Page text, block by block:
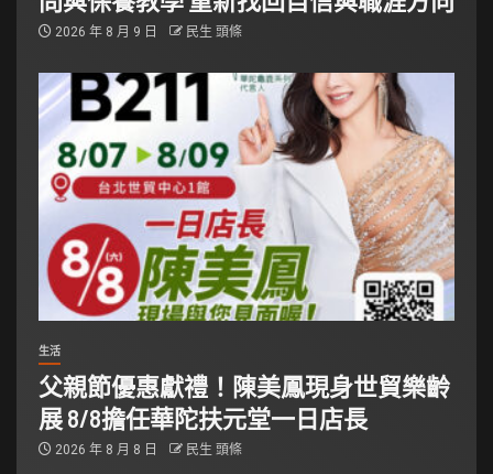
2026 年 8 月 9 日 民生 頭條
生活
父親節優惠獻禮！陳美鳳現身世貿樂齡
展 8/8擔任華陀扶元堂一日店長
2026 年 8 月 8 日 民生 頭條